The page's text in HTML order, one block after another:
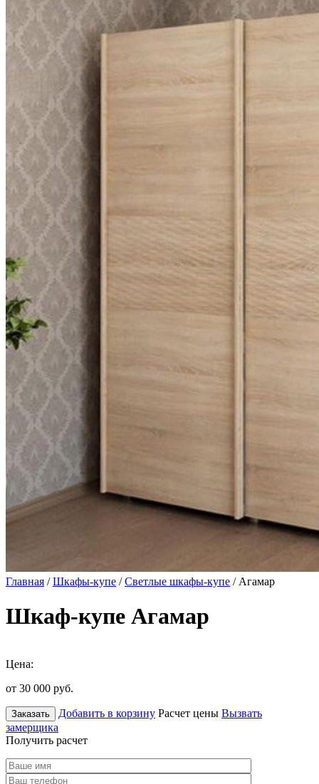
Главная /Шкафы-купе /Светлые шкафы-купе / Агамар
Шкаф-купе Агамар
Цена:
от 30 000 руб.
Заказать Добавить в корзину Расчет цены Вызвать
замерщика
Получить расчет